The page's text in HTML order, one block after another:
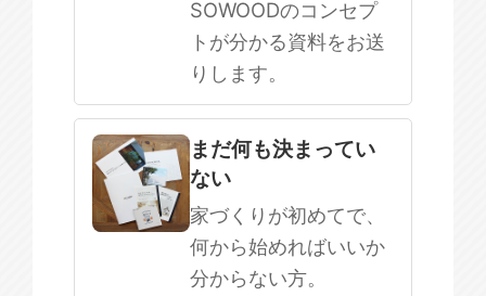
SOWOODのコンセプ
トが分かる資料をお送
りします。
まだ何も決まってい
ない
家づくりが初めてで、
何から始めればいいか
分からない方。